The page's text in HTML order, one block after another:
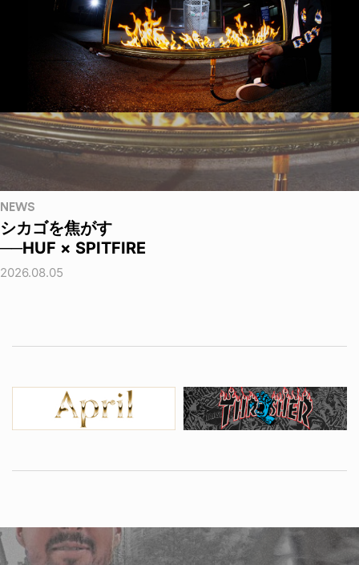
NEWS
シカゴを焦がす
──HUF × SPITFIRE
2026.08.05